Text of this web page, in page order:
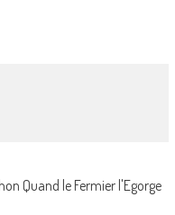
Quand le Fermier l'Egorge